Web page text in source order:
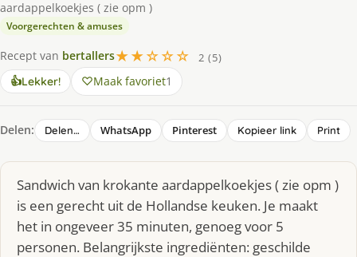
aardappelkoekjes ( zie opm )
Voorgerechten & amuses
Recept van bertallers★★☆☆☆
2 (5)
👍Lekker! Maak favoriet1
Delen: Delen… WhatsApp Pinterest Kopieer link Print
Sandwich van krokante aardappelkoekjes ( zie opm )
is een gerecht uit de Hollandse keuken. Je maakt
het in ongeveer 35 minuten, genoeg voor 5
personen. Belangrijkste ingrediënten: geschilde